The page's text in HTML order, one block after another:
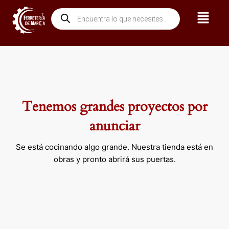
contenido
Búsqueda
de
productos
Menú
Tenemos grandes proyectos por
anunciar
Se está cocinando algo grande. Nuestra tienda está en
obras y pronto abrirá sus puertas.